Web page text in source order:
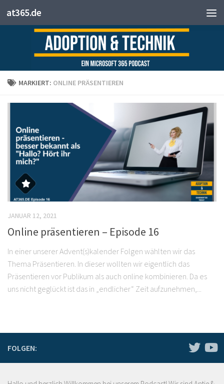
Zum Inhalt springen
at365.de
MARKIERT: ONLINE PRÄSENTIEREN
JANUAR 12, 2021
Online präsentieren – Episode 16
In einer unserer Advent(s)kalender Folgen wählten wir das
Thema Präsentieren. In dieser wollten wir eigentlich das
Präsentieren vor Publikum als auch online kombinieren. Da es
uns nicht geglückt ist das in „endlicher“ Zeit aufzunehmen,...
FOLGEN: